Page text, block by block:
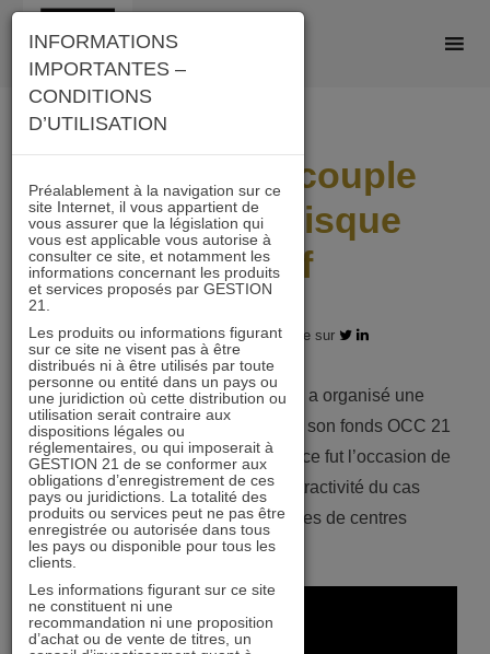
Skip
content
OCC 21 : un couple
rendement/risque
attractif
15.12.2020 - Partagez l'article sur
Le 15 décembre, GESTION 21 a organisé une
vidéoconférence afin de présenter son fonds OCC 21
(Objectif Centres Commerciaux) ; ce fut l’occasion de
faire un nouveau point sur l’attractivité du cas
d’investissement des foncières de centres
commerciaux.
INFORMATIONS
IMPORTANTES –
CONDITIONS
D’UTILISATION
Préalablement à la navigation sur ce
site Internet, il vous appartient de
vous assurer que la législation qui
vous est applicable vous autorise à
consulter ce site, et notamment les
informations concernant les produits
et services proposés par GESTION
21.
Les produits ou informations figurant
sur ce site ne visent pas à être
distribués ni à être utilisés par toute
personne ou entité dans un pays ou
une juridiction où cette distribution ou
utilisation serait contraire aux
dispositions légales ou
réglementaires, ou qui imposerait à
GESTION 21 de se conformer aux
obligations d’enregistrement de ces
pays ou juridictions. La totalité des
produits ou services peut ne pas être
enregistrée ou autorisée dans tous
les pays ou disponible pour tous les
clients.
Les informations figurant sur ce site
ne constituent ni une
recommandation ni une proposition
d’achat ou de vente de titres, un